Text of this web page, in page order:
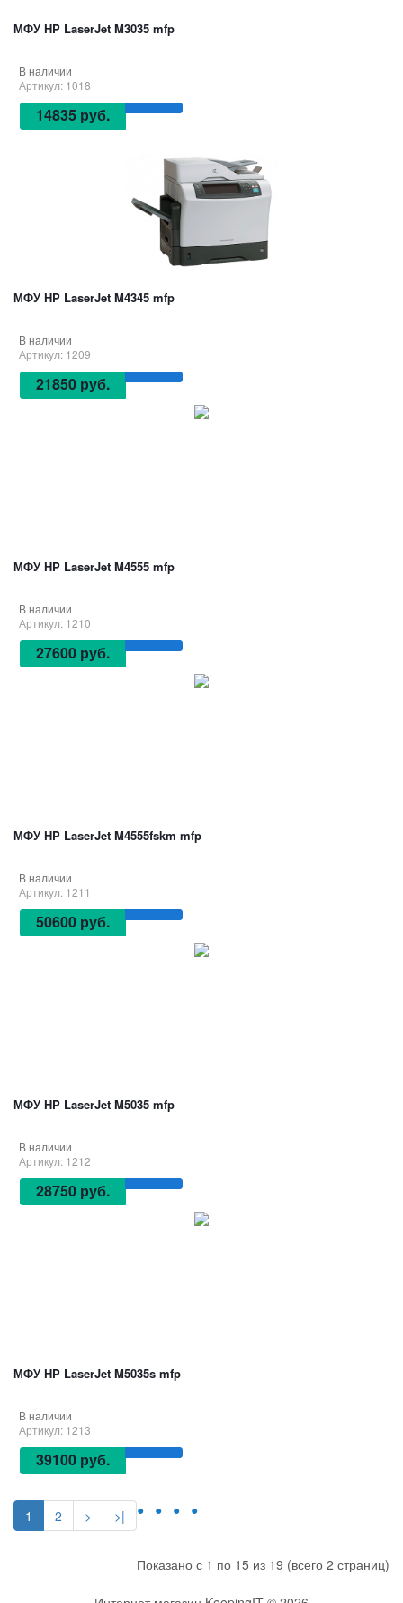
МФУ HP LaserJet M3035 mfp
В наличии
Артикул: 1018
14835 руб.
МФУ HP LaserJet M4345 mfp
В наличии
Артикул: 1209
21850 руб.
МФУ HP LaserJet M4555 mfp
В наличии
Артикул: 1210
27600 руб.
МФУ HP LaserJet M4555fskm mfp
В наличии
Артикул: 1211
50600 руб.
МФУ HP LaserJet M5035 mfp
В наличии
Артикул: 1212
28750 руб.
МФУ HP LaserJet M5035s mfp
В наличии
Артикул: 1213
39100 руб.
1 2 > >|
Показано с 1 по 15 из 19 (всего 2 страниц)